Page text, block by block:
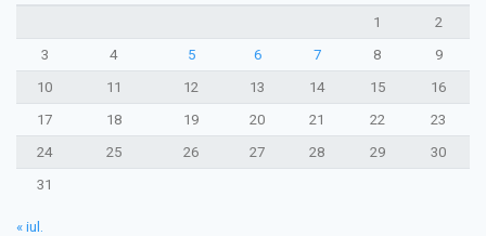
1
2
3
4 5 6 7 8
9
10
11 12 13 14 15
16
17
18 19 20 21 22
23
24
25 26 27 28 29
30
31
« iul.